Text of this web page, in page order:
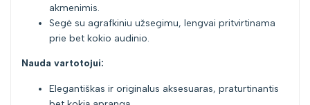
akmenimis.
Segė su agrafkiniu užsegimu, lengvai pritvirtinama
prie bet kokio audinio.
Nauda vartotojui:
Elegantiškas ir originalus aksesuaras, praturtinantis